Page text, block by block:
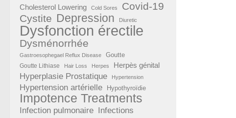
Cholesterol Lowering Cold Sores
Covid-19
Cystite Depression Diuretic
Dysfonction érectile
Dysménorrhée
Gastroesophegael Reflux Disease Goutte
Goutte Lithiase Hair Loss Herpes Herpès génital
Hyperplasie Prostatique Hypertension
Hypertension artérielle Hypothyroïdie
Impotence Treatments
Infection pulmonaire Infections